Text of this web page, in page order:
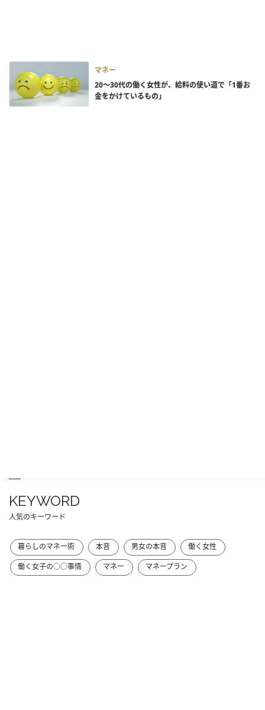
マネー
20～30代の働く女性が、給料の使い道で「1番お
金をかけているもの」
KEYWORD
人気のキーワード
暮らしのマネー術 本音 男女の本音
働く女性
働く女子の○○事情
マネー マネープラン